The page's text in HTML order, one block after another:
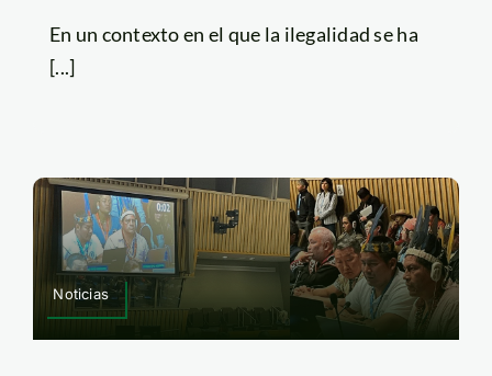
En un contexto en el que la ilegalidad se ha
[...]
Noticias